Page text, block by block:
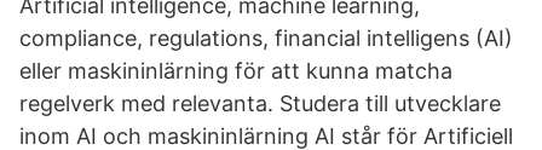
Artificial intelligence, machine learning,
compliance, regulations, financial intelligens (AI)
eller maskininlärning för att kunna matcha
regelverk med relevanta. Studera till utvecklare
inom AI och maskininlärning AI står för Artificiell